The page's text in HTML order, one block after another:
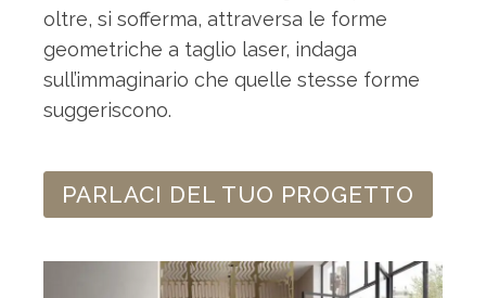
oltre, si sofferma, attraversa le forme
geometriche a taglio laser, indaga
sull’immaginario che quelle stesse forme
suggeriscono.
PARLACI DEL TUO PROGETTO